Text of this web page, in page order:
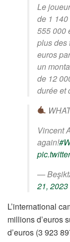
Le
de 1
555 000
plus des
euros
un
de 12
durée et
Vincent
again!
—
21, 2023
L’international
millions d’euros
d’euros (3 923